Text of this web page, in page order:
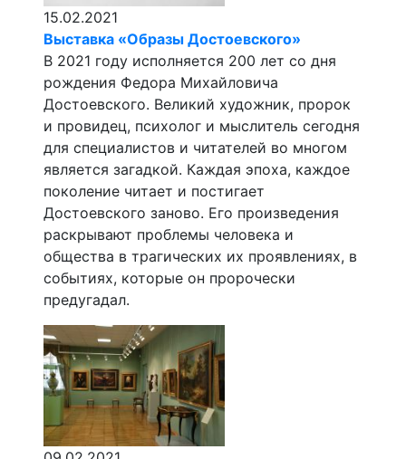
15.02.2021
Выставка «Образы Достоевского»
В 2021 году исполняется 200 лет со дня
рождения Федора Михайловича
Достоевского. Великий художник, пророк
и провидец, психолог и мыслитель сегодня
для специалистов и читателей во многом
является загадкой. Каждая эпоха, каждое
поколение читает и постигает
Достоевского заново. Его произведения
раскрывают проблемы человека и
общества в трагических их проявлениях, в
событиях, которые он пророчески
предугадал.